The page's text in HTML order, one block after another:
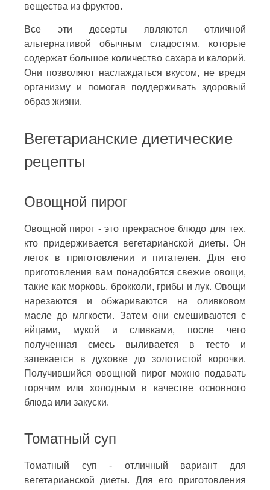
вещества из фруктов.
Все эти десерты являются отличной
альтернативой обычным сладостям, которые
содержат большое количество сахара и калорий.
Они позволяют наслаждаться вкусом, не вредя
организму и помогая поддерживать здоровый
образ жизни.
Вегетарианские диетические
рецепты
Овощной пирог
Овощной пирог - это прекрасное блюдо для тех,
кто придерживается вегетарианской диеты. Он
легок в приготовлении и питателен. Для его
приготовления вам понадобятся свежие овощи,
такие как морковь, брокколи, грибы и лук. Овощи
нарезаются и обжариваются на оливковом
масле до мягкости. Затем они смешиваются с
яйцами, мукой и сливками, после чего
полученная смесь выливается в тесто и
запекается в духовке до золотистой корочки.
Получившийся овощной пирог можно подавать
горячим или холодным в качестве основного
блюда или закуски.
Томатный суп
Томатный суп - отличный вариант для
вегетарианской диеты. Для его приготовления